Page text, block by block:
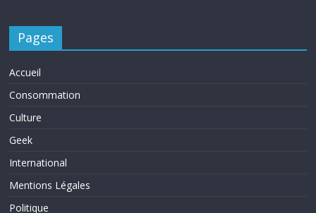
Pages
Accueil
Consommation
Culture
Geek
International
Mentions Légales
Politique